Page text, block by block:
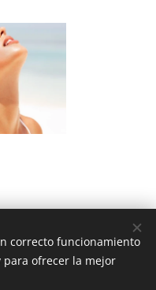
correcto funcionamiento
para ofrecer la mejor